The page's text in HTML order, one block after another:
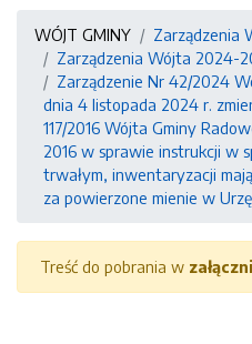
WÓJT GMINY
Zarządzenia
Zarządzenia Wójta 2024-
Zarządzenie Nr 42/2024
dnia 4 listopada 2024 r.
117/2016 Wójta Gminy
2016 w sprawie instrukcji w
trwałym, inwentaryzacji
za powierzone mienie w
Treść do pobrania w